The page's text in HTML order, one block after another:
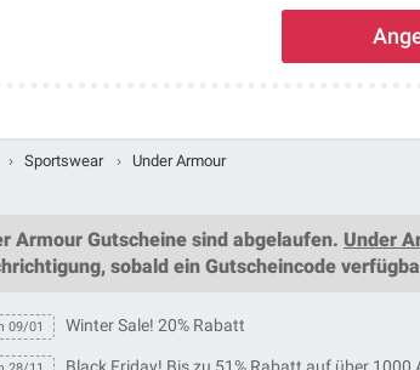
› Sportswear › Under Armour
Armour Gutscheine sind abgelaufen. Under
sobald ein Gutscheincode
09/01 Winter Sale! 20% Rabatt